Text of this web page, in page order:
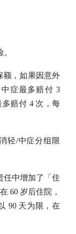
额，如果因意外
症最多赔付 3
赔付 4 次，每
轻/中症分组限
任中增加了「住
60 岁后住院，
90 天为限，在